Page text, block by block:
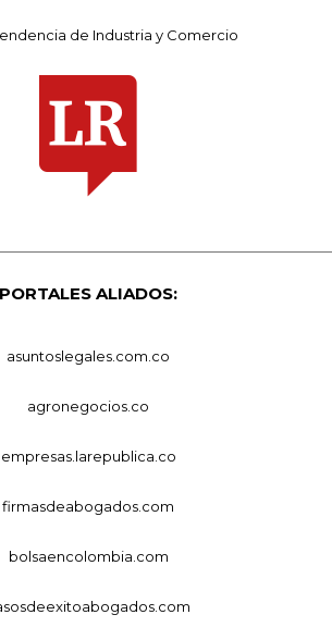
de Industria y Comercio
PORTALES ALIADOS:
asuntoslegales.com.co
agronegocios.co
empresas.larepublica.co
firmasdeabogados.com
bolsaencolombia.com